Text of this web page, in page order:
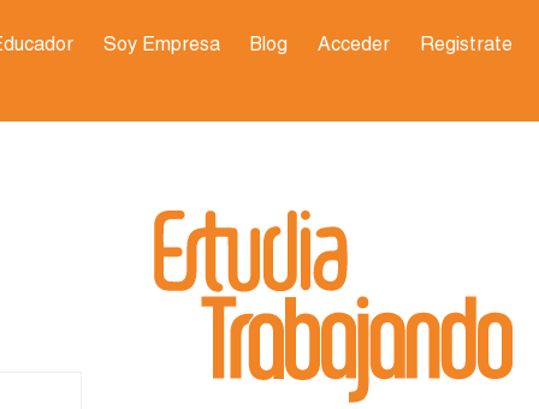
Soy Empresa Blog Acceder Registrate